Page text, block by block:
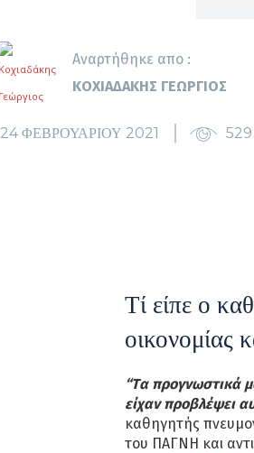
Αναρτήθηκε απο :
ΚΟΧΙΑΔΆΚΗΣ ΓΕΏΡΓΙΟΣ
24 ΦΕΒΡΟΥΑΡΊΟΥ 2021 529
Τί είπε ο
“Tα προγνωστικά
είχαν προβλέψει
καθηγητής
του ΠΑΓΝΗ και